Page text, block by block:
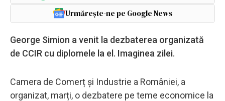
Urmărește-ne pe Google News
George Simion a venit la dezbaterea organizată
de CCIR cu diplomele la el. Imaginea zilei.
Camera de Comerț și Industrie a României, a
organizat, marți, o dezbatere pe teme economice la